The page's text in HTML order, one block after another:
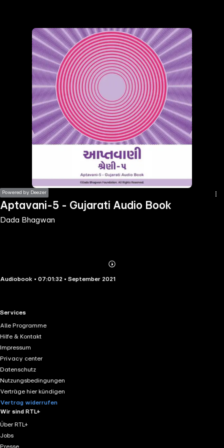
Powered by Deezer
Aptavani-5 - Gujarati Audio Book
Dada Bhagwan
Mehr
Details
Audiobook • 07:01:32 • September 2021
RTL+ useful links.
Services
Alle Programme
Hilfe & Kontakt
Impressum
Privacy center
Datenschutz
Nutzungsbedingungen
Verträge hier kündigen
Vertrag widerrufen
Wir sind RTL+
Über RTL+
Jobs
Presse